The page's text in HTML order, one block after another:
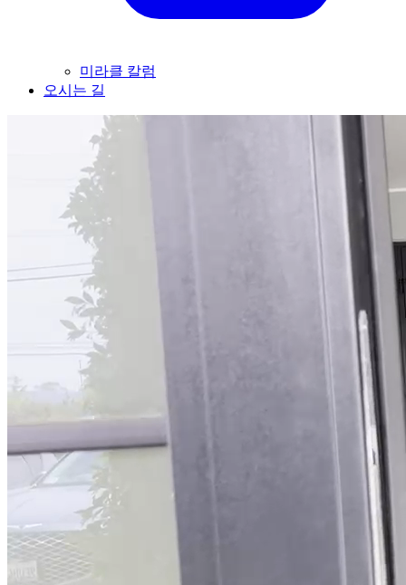
미라클 칼럼
오시는 길